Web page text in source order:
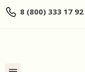
8 (800) 333 17 92